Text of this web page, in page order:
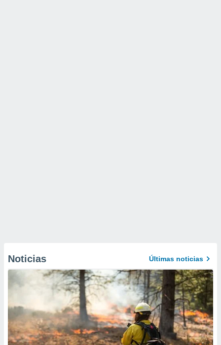
Noticias Últimas noticias